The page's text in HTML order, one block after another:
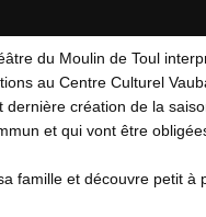
du Moulin de Toul
au Centre Culturel
création de la
et qui vont être
famille et découvre petit à